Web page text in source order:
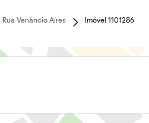
Rua Venâncio Aíres Imóvel 1101286